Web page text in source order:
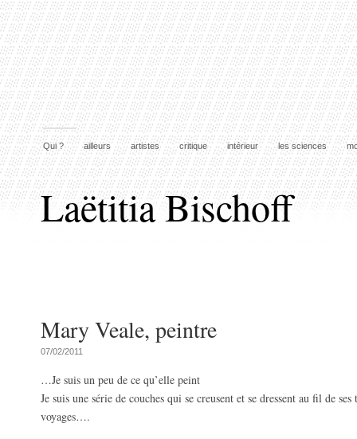
Qui ? ailleurs artistes critique intérieur les sciences
Laëtitia Bischoff
Mary Veale, peintre
07/02/2011
…Je suis un peu de ce qu’elle peint
Je suis une série de couches qui se creusent et se dressent au fil de ses
voyages….